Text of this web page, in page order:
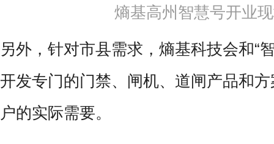
熵基高州智慧号开业
另外，针对市县需求，熵基科技会和“
开发专门的门禁、闸机、道闸产品和
户的实际需要。